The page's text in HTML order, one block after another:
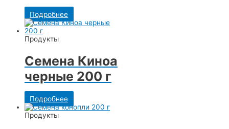
Подробнее
Продукты
Семена Киноа
черные 200 г
Подробнее
Продукты